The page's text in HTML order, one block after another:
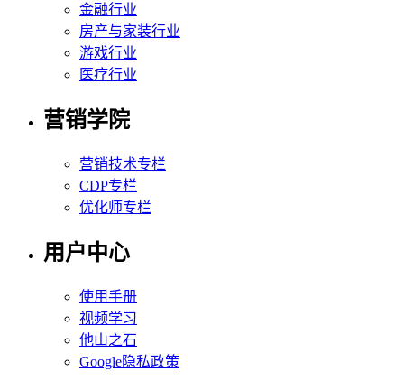
金融行业
房产与家装行业
游戏行业
医疗行业
营销学院
营销技术专栏
CDP专栏
优化师专栏
用户中心
使用手册
视频学习
他山之石
Google隐私政策